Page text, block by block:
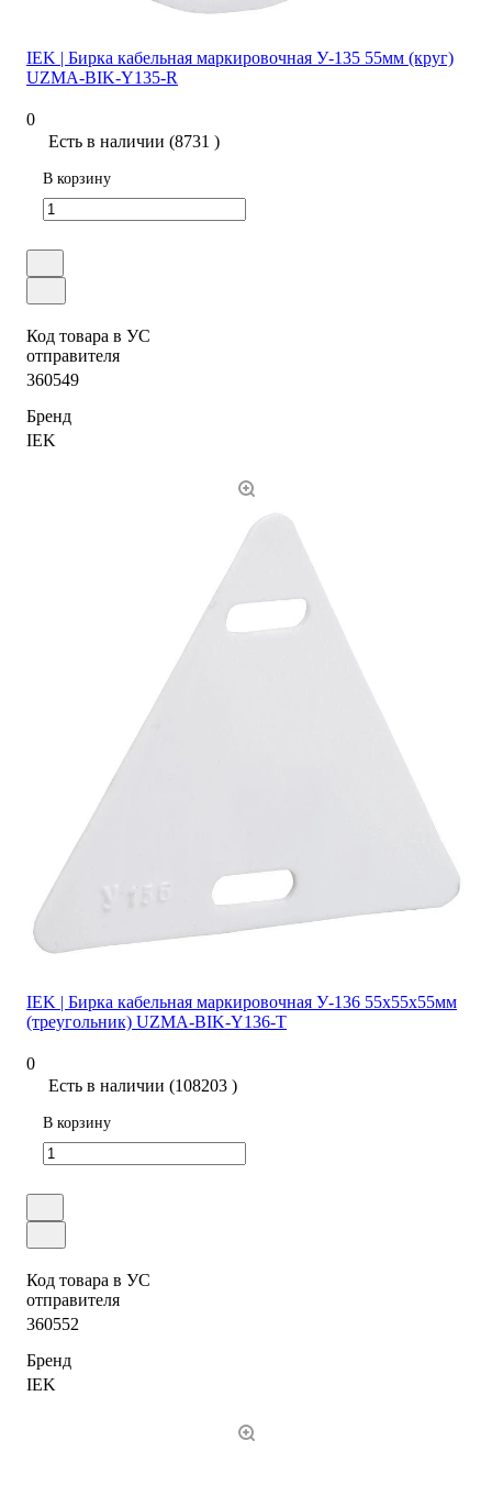
IEK | Бирка кабельная маркировочная У-135 55мм (круг)
UZMA-BIK-Y135-R
0
Есть в наличии (8731 )
В корзину
Код товара в УС
отправителя
360549
Бренд
IEK
IEK | Бирка кабельная маркировочная У-136 55х55х55мм
(треугольник) UZMA-BIK-Y136-T
0
Есть в наличии (108203 )
В корзину
Код товара в УС
отправителя
360552
Бренд
IEK